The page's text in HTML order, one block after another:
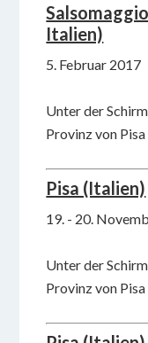
Italien)
5. Februar 2017
Unter der
Provinz von Pisa
Pisa (Italien)
19. - 20.
Unter der
Provinz von Pisa